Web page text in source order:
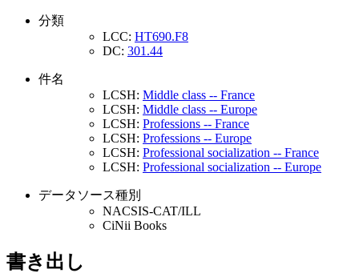
分類
LCC: HT690.F8
DC: 301.44
件名
LCSH: Middle class -- France
LCSH: Middle class -- Europe
LCSH: Professions -- France
LCSH: Professions -- Europe
LCSH: Professional socialization -- France
LCSH: Professional socialization -- Europe
データソース種別
NACSIS-CAT/ILL
CiNii Books
書き出し